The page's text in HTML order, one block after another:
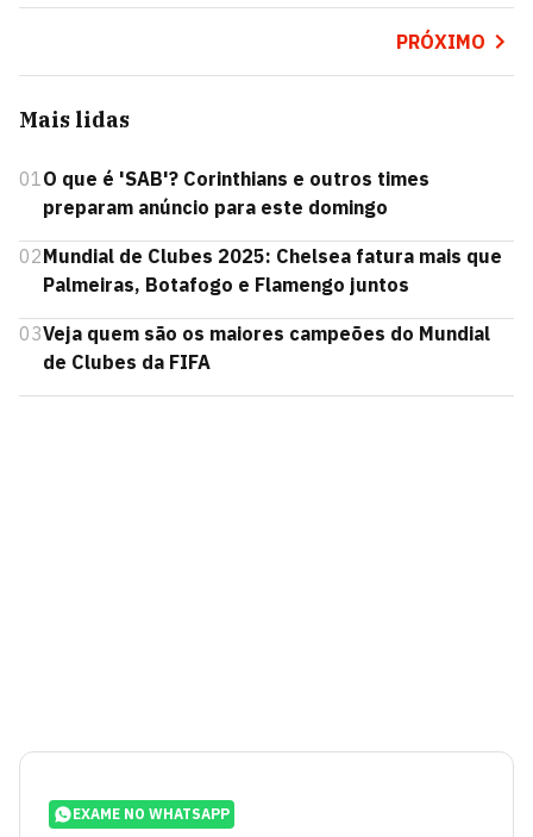
PRÓXIMO
Mais lidas
01O que é 'SAB'? Corinthians e outros times
preparam anúncio para este domingo
02Mundial de Clubes 2025: Chelsea fatura mais que
Palmeiras, Botafogo e Flamengo juntos
03Veja quem são os maiores campeões do Mundial
de Clubes da FIFA
EXAME NO WHATSAPP